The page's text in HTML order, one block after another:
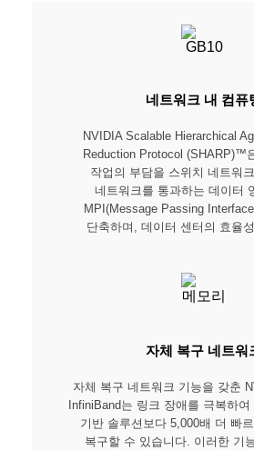
네트워크 내 컴퓨
NVIDIA Scalable Hierarchical
Reduction Protocol (SHARP)™
작업의 부담을 스위치 네트워
네트워크를 통과하는 데이터
MPI(Message Passing
단축하며, 데이터 센터의 효율
자체 복구 네트워
자체 복구 네트워크 기능을 갖춘
InfiniBand는 링크 장애를 극복하
기반 솔루션보다 5,000배 더 빠
복구할 수 있습니다. 이러한 기